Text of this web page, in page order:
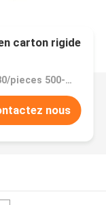
carton rigide
Prix：$4.30/pieces 500-999 pieces
nous